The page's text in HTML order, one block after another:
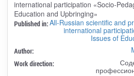
Published in:All-Russian scientific and
international
Issues of
Author:
Work direction: